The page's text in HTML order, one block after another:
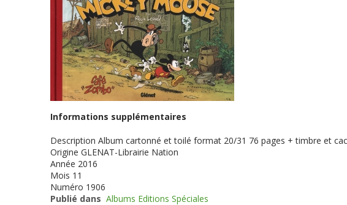
Informations supplémentaires
Description Album cartonné et toilé format 20/31 76 pages + timbre et
Origine GLENAT-Librairie Nation
Année 2016
Mois 11
Numéro 1906
Publié dans Albums Editions Spéciales